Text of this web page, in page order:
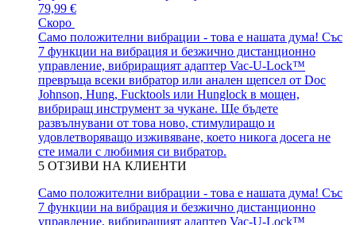
79,99 €
Скоро
Само положителни вибрации - това е нашата дума! Със
7 функции на вибрация и безжично дистанционно
управление, вибриращият адаптер Vac-U-Lock™
превръща всеки вибратор или анален щепсел от Doc
Johnson, Hung, Fucktools или Hunglock в мощен,
вибриращ инструмент за чукане. Ще бъдете
развълнувани от това ново, стимулиращо и
удовлетворяващо изживяване, което никога досега не
сте имали с любимия си вибратор.
5 ОТЗИВИ НА КЛИЕНТИ
Само положителни вибрации - това е нашата дума! Със
7 функции на вибрация и безжично дистанционно
управление, вибриращият адаптер Vac-U-Lock™